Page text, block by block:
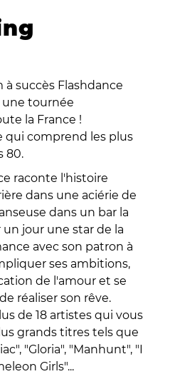
succès Flashdance
une tournée
la France !
qui comprend les plus
80.
raconte l'histoire
dans une aciérie de
dans un bar la
jour une star de la
avec son patron à
ses ambitions,
de l'amour et se
réaliser son rêve.
de 18 artistes qui vous
grands titres tels que
"Gloria", "Manhunt", "I
Girls"...